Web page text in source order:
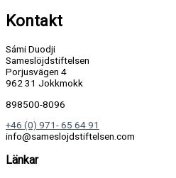
Kontakt
Sámi Duodji
Sameslöjdstiftelsen
Porjusvägen 4
962 31 Jokkmokk
898500-8096
+46 (0) 971- 65 64 91
info@sameslojdstiftelsen.com
Länkar